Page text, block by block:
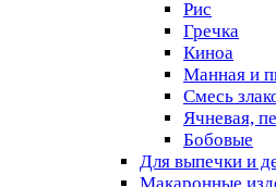
Рис
Гречка
Киноа
Манная и
Смесь
Ячневая,
Бобовые
Для выпечки и